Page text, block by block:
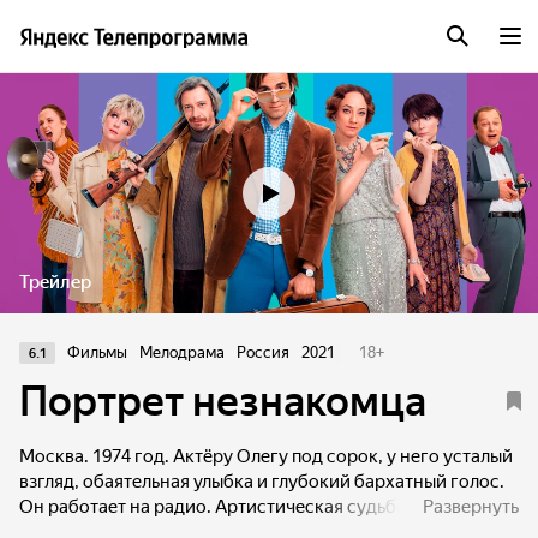
Трейлер
6.1 Фильмы Мелодрама Россия 2021 18+
Портрет незнакомца
Москва. 1974 год. Актёру Олегу под сорок, у него усталый
взгляд, обаятельная улыбка и глубокий бархатный голос.
Он работает на радио. Артистическая судьба его неРазвернуть